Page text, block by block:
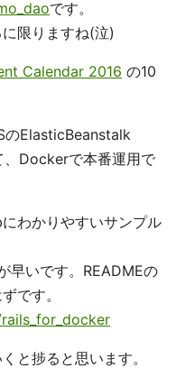
です。
限りますね(泣)
Calendar 2016 の10
のElasticBeanstalk
Dockerで本番運用で
わかりやすいサンプル
早いです。READMEの
です。
と捗ると思います。